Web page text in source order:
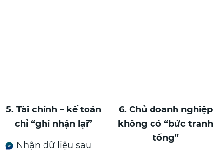
5. Tài chính – kế toán
chỉ “ghi nhận lại”
Nhận dữ liệu sau
6. Chủ doanh nghiệp
không có “bức tranh
tổng”